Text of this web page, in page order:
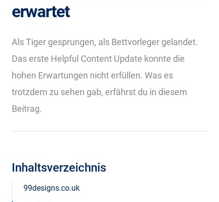
erwartet
Als Tiger gesprungen, als Bettvorleger gelandet.
Das erste Helpful Content Update konnte die
hohen Erwartungen nicht erfüllen. Was es
trotzdem zu sehen gab, erfährst du in diesem
Beitrag.
Inhaltsverzeichnis
99designs.co.uk